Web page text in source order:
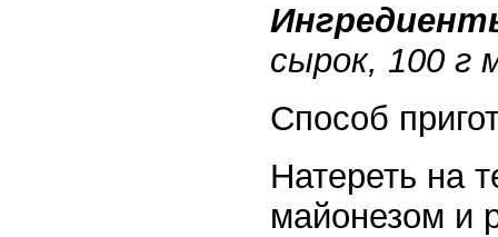
сырок, 100 г
Способ
Натереть на
майонезом и